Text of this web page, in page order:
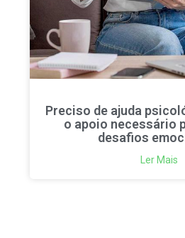
Preciso de ajuda
o apoio necessário
desafios
Ler Mais